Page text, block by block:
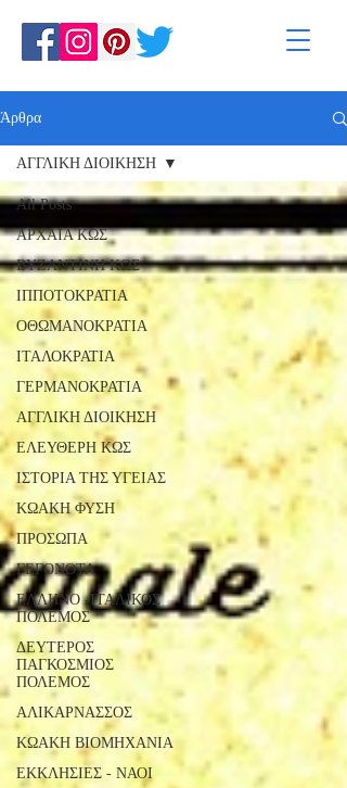
Άρθρα
All Posts
ΑΡΧΑΙΑ ΚΩΣ
ΒΥΖΑΝΤΙΝΗ ΚΩΣ
ΙΠΠΟΤΟΚΡΑΤΙΑ
ΟΘΩΜΑΝΟΚΡΑΤΙΑ
ΙΤΑΛΟΚΡΑΤΙΑ
ΓΕΡΜΑΝΟΚΡΑΤΙΑ
ΑΓΓΛΙΚΗ ΔΙΟΙΚΗΣΗ
ΕΛΕΥΘΕΡΗ ΚΩΣ
ΙΣΤΟΡΙΑ ΤΗΣ ΥΓΕΙΑΣ
ΚΩΑΚΗ ΦΥΣΗ
ΠΡΟΣΩΠΑ
ΓΕΓΟΝΟΤΑ
ΕΛΛΗΝΟ -ΙΤΑΛΙΚΟΣ
ΠΟΛΕΜΟΣ
ΔΕΥΤΕΡΟΣ
ΠΑΓΚΟΣΜΙΟΣ
ΠΟΛΕΜΟΣ
ΑΛΙΚΑΡΝΑΣΣΟΣ
ΚΩΑΚΗ ΒΙΟΜΗΧΑΝΙΑ
ΕΚΚΛΗΣΙΕΣ - ΝΑΟΙ
ΑΓΓΛΙΚΗ ΔΙΟΙΚΗΣΗ